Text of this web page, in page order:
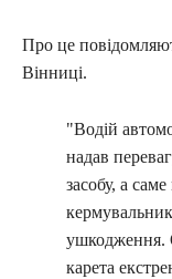
Про це
Вінниці.
"Водій
надав
засобу, а
ушкодження.
карета